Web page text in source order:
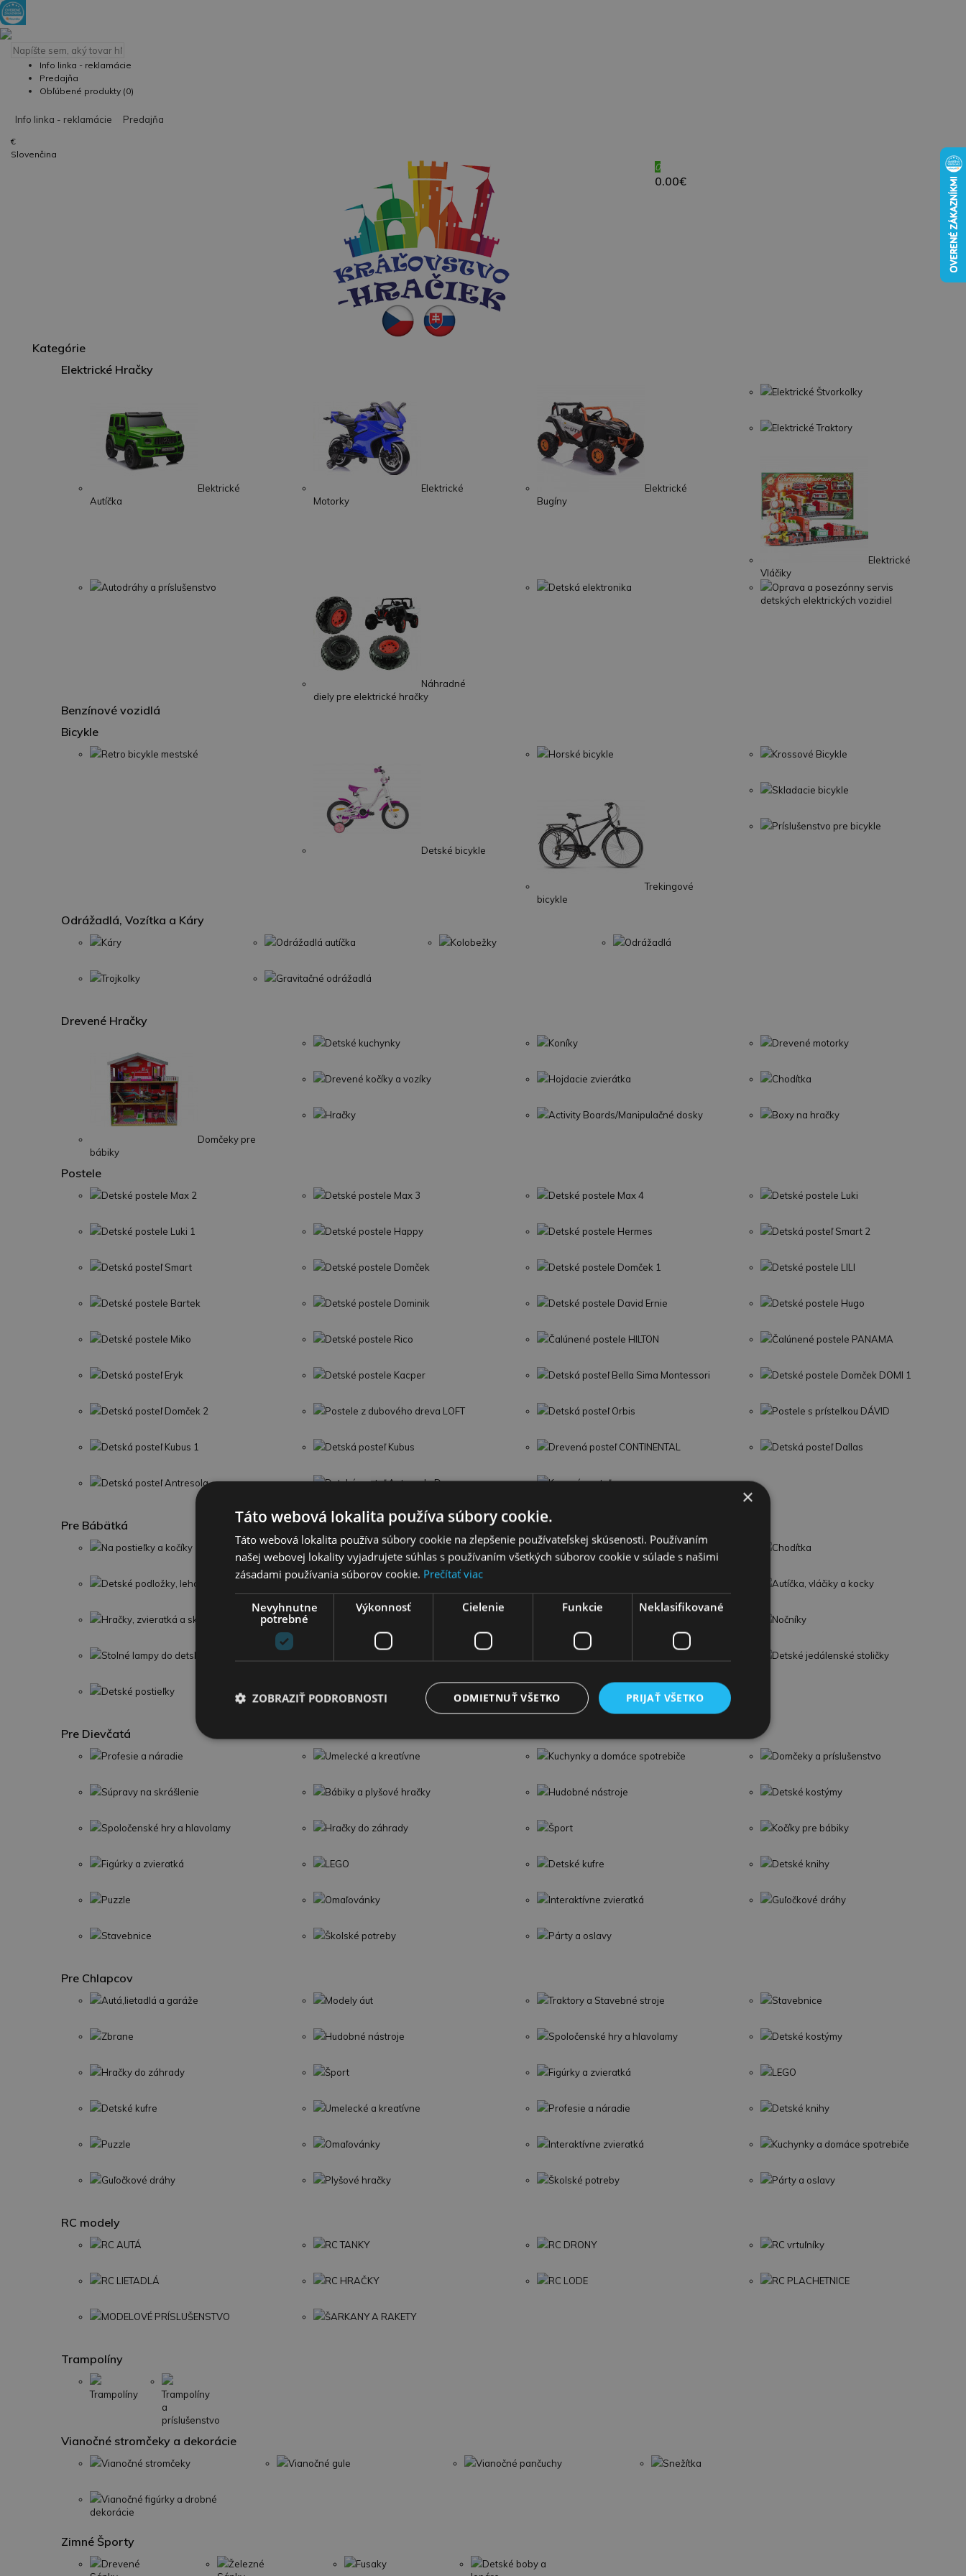
Info linka - reklamácie
Predajňa
Obľúbené produkty (0)
Info linka - reklamácie Predajňa
€
Slovenčina
0
0.00€
Kategórie
Elektrické Hračky
Elektrické
Autíčka
Elektrické
Motorky
Elektrické
Bugíny
Elektrické Štvorkolky
Elektrické Traktory
Elektrické
Vláčiky
Autodráhy a príslušenstvo
Náhradné
diely pre elektrické hračky
Detská elektronika
Oprava a posezónny servis
detských elektrických vozidiel
Benzínové vozidlá
Bicykle
Retro bicykle mestské
Detské bicykle
Horské bicykle Krossové Bicykle
Trekingové
bicykle
Skladacie bicykle
Príslušenstvo pre bicykle
Odrážadlá, Vozítka a Káry
Káry Odrážadlá autíčka Kolobežky Odrážadlá
Trojkolky Gravitačné odrážadlá
Drevené Hračky
Domčeky pre
bábiky
Detské kuchynky Koníky Drevené motorky
Drevené kočíky a vozíky Hojdacie zvierátka Chodítka
Hračky Activity Boards/Manipulačné dosky Boxy na hračky
Postele
Detské postele Max 2 Detské postele Max 3 Detské postele Max 4 Detské postele Luki
Detské postele Luki 1 Detské postele Happy Detské postele Hermes Detská posteľ Smart 2
Detská posteľ Smart Detské postele Domček Detské postele Domček 1 Detské postele LILI
Detské postele Bartek Detské postele Dominik Detské postele David Ernie Detské postele Hugo
Detské postele Miko Detské postele Rico Čalúnené postele HILTON Čalúnené postele PANAMA
Detská posteľ Eryk Detské postele Kacper Detská posteľ Bella Sima Montessori Detské postele Domček DOMI 1
Detská posteľ Domček 2 Postele z dubového dreva LOFT Detská posteľ Orbis Postele s prístelkou DÁVID
Detská posteľ Kubus 1 Detská posteľ Kubus Drevená posteľ CONTINENTAL Detská posteľ Dallas
Detská posteľ Antresola Detská posteľ Antresola D Kovová posteľ
Pre Bábätká
Na postieľky a kočíky Hračky do vody Svetelné a zvukové Chodítka
Detské podložky, lehátka a deky Autíčka, vláčiky a kocky
Hračky, zvieratká a skladačky Nočníky
Stolné lampy do detskej izby Detské jedálenské stoličky
Detské postieľky Detské zábrany a poistky
Pre Dievčatá
Profesie a náradie Umelecké a kreatívne Kuchynky a domáce spotrebiče Domčeky a príslušenstvo
Súpravy na skrášlenie Bábiky a plyšové hračky Hudobné nástroje Detské kostýmy
Spoločenské hry a hlavolamy Hračky do záhrady Šport Kočíky pre bábiky
Figúrky a zvieratká LEGO Detské kufre Detské knihy
Puzzle Omaľovánky Interaktívne zvieratká Guľočkové dráhy
Stavebnice Školské potreby Párty a oslavy
Pre Chlapcov
Autá,lietadlá a garáže Modely áut Traktory a Stavebné stroje Stavebnice
Zbrane Hudobné nástroje Spoločenské hry a hlavolamy Detské kostýmy
Hračky do záhrady Šport Figúrky a zvieratká LEGO
Detské kufre Umelecké a kreatívne Profesie a náradie Detské knihy
Puzzle Omaľovánky Interaktívne zvieratká Kuchynky a domáce spotrebiče
Guľočkové dráhy Plyšové hračky Školské potreby Párty a oslavy
RC modely
RC AUTÁ RC TANKY RC DRONY RC vrtuľníky
RC LIETADLÁ RC HRAČKY RC LODE RC PLACHETNICE
MODELOVÉ PRÍSLUŠENSTVO ŠARKANY A RAKETY
Trampolíny
Trampolíny
Trampolíny
a
príslušenstvo
Vianočné stromčeky a dekorácie
Vianočné stromčeky Vianočné gule Vianočné pančuchy Snežítka
Vianočné figúrky a drobné
dekorácie
Zimné Športy
Drevené
Železné
Fusaky
Detské boby a
×
Táto webová lokalita používa súbory cookie.
Táto webová lokalita používa súbory cookie na zlepšenie používateľskej skúsenosti. Používaním
našej webovej lokality vyjadrujete súhlas s používaním všetkých súborov cookie v súlade s našimi
zásadami používania súborov cookie. Prečítať viac
Nevyhnutne
potrebné
Výkonnosť Cielenie Funkcie Neklasifikované
PRIJAŤ VŠETKO
ODMIETNUŤ VŠETKO
ZOBRAZIŤ PODROBNOSTI